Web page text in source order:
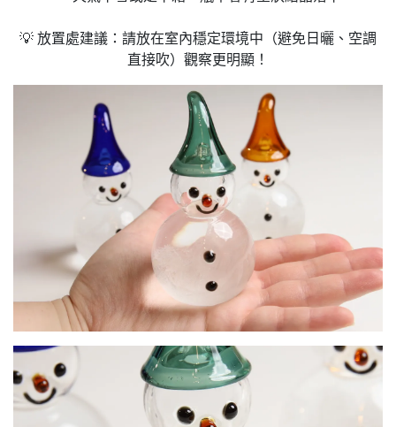
💡 放置處建議：請放在室內穩定環境中（避免日曬、空調
直接吹）觀察更明顯！